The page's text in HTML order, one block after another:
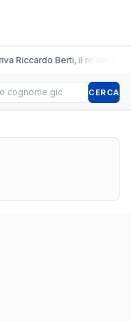
Riccardo Berti, il re dei
CERCA